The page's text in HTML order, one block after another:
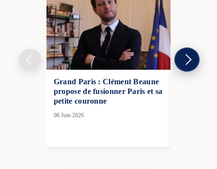
Grand Paris : Clément Beaune
propose de fusionner Paris et sa
petite couronne
06 Juin 2026